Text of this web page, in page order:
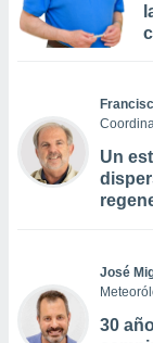
Un
José
30